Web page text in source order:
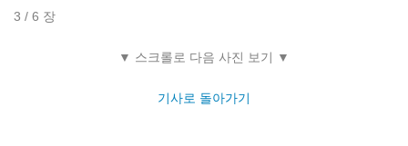
3 / 6 장
▼ 스크롤로 다음 사진 보기 ▼
기사로 돌아가기